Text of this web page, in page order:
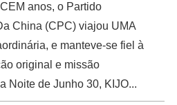
anos, o Partido
China (CPC) viajou UMA
e manteve-se fiel à
original e missão
Noite de Junho 30, KIJO...